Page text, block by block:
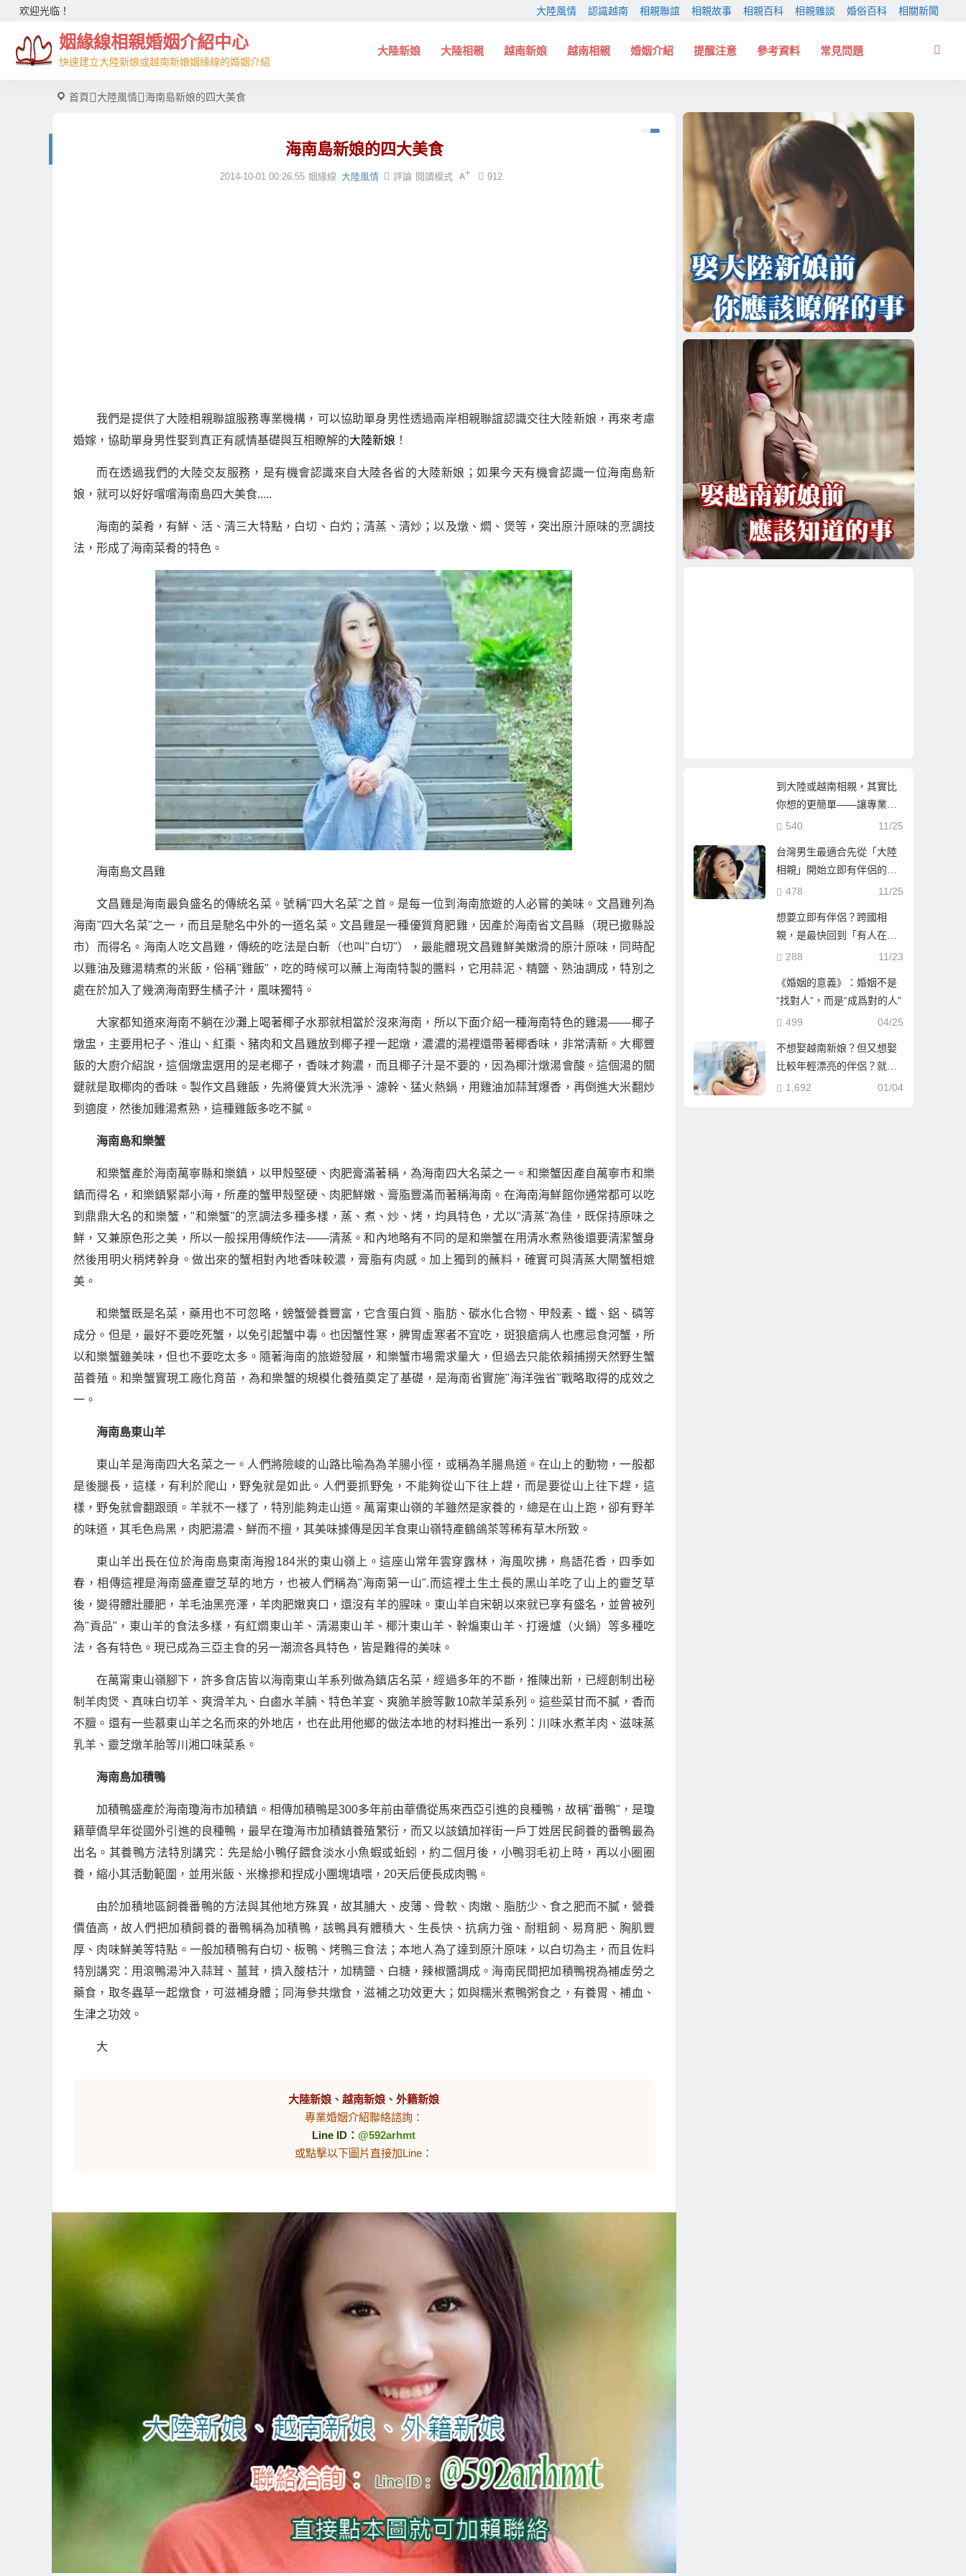
欢迎光临！ 大陸風情 認識越南 相親聯誼 相親故事 相親百科 相親雜談 婚俗百科 相關新聞
姻緣線相親婚姻介紹中心
快速建立大陸新娘或越南新娘姻緣線的婚姻介紹
大陸新娘 大陸相親 越南新娘 越南相親 婚姻介紹 提醒注意 參考資料 常見問題
首頁 大陸風情 海南島新娘的四大美食
海南島新娘的四大美食
2014-10-01 00:26:55 姻緣線 大陸風情 評論 912
閱讀模式
我們是提供了大陸相親聯誼服務專業機構，可以協助單身男性透過兩岸相親聯誼認識交往大陸新娘，再來考慮
婚嫁，協助單身男性娶到真正有感情基礎與互相瞭解的大陸新娘 ！
而在透過我們的大陸交友服務，是有機會認識來自大陸各省的大陸新娘；如果今天有機會認識一位海南島新
娘，就可以好好嚐嚐海南島四大美食.....
海南的菜肴，有鮮、活、清三大特點，白切、白灼；清蒸、清炒；以及燉、燜、煲等，突出原汁原味的烹調技
法，形成了海南菜肴的特色。
海南島文昌雞
文昌雞是海南最負盛名的傳統名菜。號稱"四大名菜"之首。是每一位到海南旅遊的人必嘗的美味。文昌雞列為
海南"四大名菜"之一，而且是馳名中外的一道名菜。文昌雞是一種優質育肥雞，因產於海南省文昌縣（現已撤縣設
市）而得名。海南人吃文昌雞，傳統的吃法是白斬（也叫"白切"），最能體現文昌雞鮮美嫩滑的原汁原味，同時配
以雞油及雞湯精煮的米飯，俗稱"雞飯"，吃的時候可以蘸上海南特製的醬料，它用蒜泥、精鹽、熟油調成，特別之
處在於加入了幾滴海南野生橘子汁，風味獨特。
大家都知道來海南不躺在沙灘上喝著椰子水那就相當於沒來海南，所以下面介紹一種海南特色的雞湯——椰子
燉盅，主要用杞子、淮山、紅棗、豬肉和文昌雞放到椰子裡一起燉，濃濃的湯裡還帶著椰香味，非常清新。大椰豐
飯的大廚介紹說，這個燉盅選用的是老椰子，香味才夠濃，而且椰子汁是不要的，因為椰汁燉湯會酸。這個湯的關
鍵就是取椰肉的香味。製作文昌雞飯，先將優質大米洗淨、濾幹、猛火熱鍋，用雞油加蒜茸爆香，再倒進大米翻炒
到適度，然後加雞湯煮熟，這種雞飯多吃不膩。
海南島和樂蟹
和樂蟹產於海南萬寧縣和樂鎮，以甲殼堅硬、肉肥膏滿著稱，為海南四大名菜之一。和樂蟹因產自萬寧市和樂
鎮而得名，和樂鎮緊鄰小海，所產的蟹甲殼堅硬、肉肥鮮嫩、膏脂豐滿而著稱海南。在海南海鮮館你通常都可以吃
到鼎鼎大名的和樂蟹，"和樂蟹"的烹調法多種多樣，蒸、煮、炒、烤，均具特色，尤以"清蒸"為佳，既保持原味之
鮮，又兼原色形之美，所以一般採用傳統作法——清蒸。和內地略有不同的是和樂蟹在用清水煮熟後還要清潔蟹身
然後用明火稍烤幹身。做出來的蟹相對內地香味較濃，膏脂有肉感。加上獨到的蘸料，確實可與清蒸大閘蟹相媲
美。
和樂蟹既是名菜，藥用也不可忽略，螃蟹營養豐富，它含蛋白質、脂肪、碳水化合物、甲殼素、鐵、鋁、磷等
成分。但是，最好不要吃死蟹，以免引起蟹中毒。也因蟹性寒，脾胃虛寒者不宜吃，斑狼瘡病人也應忌食河蟹，所
以和樂蟹雖美味，但也不要吃太多。隨著海南的旅遊發展，和樂蟹市場需求量大，但過去只能依賴捕撈天然野生蟹
苗養殖。和樂蟹實現工廠化育苗，為和樂蟹的規模化養殖奠定了基礎，是海南省實施"海洋強省"戰略取得的成效之
一。
海南島東山羊
東山羊是海南四大名菜之一。人們將險峻的山路比喻為為羊腸小徑，或稱為羊腸鳥道。在山上的動物，一般都
是後腿長，這樣，有利於爬山，野兔就是如此。人們要抓野兔，不能夠從山下往上趕，而是要從山上往下趕，這
樣，野兔就會翻跟頭。羊就不一樣了，特別能夠走山道。萬甯東山嶺的羊雖然是家養的，總是在山上跑，卻有野羊
的味道，其毛色烏黑，肉肥湯濃、鮮而不擅，其美味據傳是因羊食東山嶺特產鶴鴿茶等稀有草木所致。
東山羊出長在位於海南島東南海撥184米的東山嶺上。這座山常年雲穿露林，海風吹拂，鳥語花香，四季如
春，相傳這裡是海南盛產靈芝草的地方，也被人們稱為"海南第一山".而這裡土生土長的黑山羊吃了山上的靈芝草
後，變得體壯腰肥，羊毛油黑亮澤，羊肉肥嫩爽口，還沒有羊的腥味。東山羊自宋朝以來就已享有盛名，並曾被列
為"貢品"，東山羊的食法多樣，有紅燜東山羊、清湯東山羊、椰汁東山羊、幹煸東山羊、打邊爐（火鍋）等多種吃
法，各有特色。現已成為三亞主食的另一潮流各具特色，皆是難得的美味。
在萬甯東山嶺腳下，許多食店皆以海南東山羊系列做為鎮店名菜，經過多年的不斷，推陳出新，已經創制出秘
制羊肉煲、真味白切羊、爽滑羊丸、白鹵水羊腩、特色羊宴、爽脆羊臉等數10款羊菜系列。這些菜甘而不膩，香而
不膻。還有一些慕東山羊之名而來的外地店，也在此用他鄉的做法本地的材料推出一系列：川味水煮羊肉、滋味蒸
乳羊、靈芝燉羊胎等川湘口味菜系。
海南島加積鴨
加積鴨盛產於海南瓊海市加積鎮。相傳加積鴨是300多年前由華僑從馬來西亞引進的良種鴨，故稱"番鴨"，是瓊
籍華僑早年從國外引進的良種鴨，最早在瓊海市加積鎮養殖繁衍，而又以該鎮加祥街一戶丁姓居民飼養的番鴨最為
出名。其養鴨方法特別講究：先是給小鴨仔餵食淡水小魚蝦或蚯蚓，約二個月後，小鴨羽毛初上時，再以小圈圈
養，縮小其活動範圍，並用米飯、米橡摻和捏成小團塊填喂，20天后便長成肉鴨。
由於加積地區飼養番鴨的方法與其他地方殊異，故其脯大、皮薄、骨軟、肉嫩、脂肪少、食之肥而不膩，營養
價值高，故人們把加積飼養的番鴨稱為加積鴨，該鴨具有體積大、生長快、抗病力強、耐粗飼、易育肥、胸肌豐
厚、肉味鮮美等特點。一般加積鴨有白切、板鴨、烤鴨三食法；本地人為了達到原汁原味，以白切為主，而且佐料
特別講究：用滾鴨湯沖入蒜茸、薑茸，擠入酸桔汁，加精鹽、白糖，辣椒醬調成。海南民間把加積鴨視為補虛勞之
藥食，取冬蟲草一起燉食，可滋補身體；同海參共燉食，滋補之功效更大；如與糯米煮鴨粥食之，有養胃、補血、
生津之功效。
大
大陸新娘 、越南新娘 、外籍新娘
專業婚姻介紹聯絡諮詢：
Line ID：@592arhmt
或點擊以下圖片直接加Line：
到大陸或越南相親，其實比
你想的更簡單——讓專業團
隊陪你找到真心伴侶
11/25
540
台灣男生最適合先從「大陸
相親」開始立即有伴侶的第
一步
11/25
478
想要立即有伴侶？跨國相
親，是最快回到「有人在等
你」的人生方！
11/23
288
《婚姻的意義》：婚姻不是
“找對人”，而是“成爲對的人”
04/25
499
不想娶越南新娘？但又想娶
比較年輕漂亮的伴侶？就到
哈爾濱相親娶哈爾濱新娘！
01/04
1,692